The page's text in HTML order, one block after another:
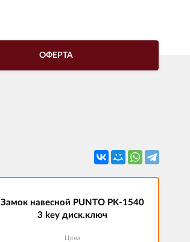
ОФЕРТА
Замок навесной PUNTO PK-1540
3 key диск.ключ
Цена